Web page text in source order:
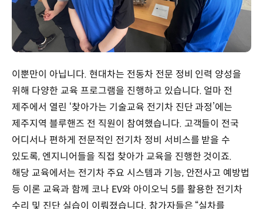
이뿐만이 아닙니다. 현대차는 전동차 전문 정비 인력 양성을
위해 다양한 교육 프로그램을 진행하고 있습니다. 얼마 전
제주에서 열린 ‘찾아가는 기술교육 전기차 진단 과정’에는
제주지역 블루핸즈 전 직원이 참여했습니다. 고객들이 전국
어디서나 편하게 전문적인 전기차 정비 서비스를 받을 수
있도록, 엔지니어들을 직접 찾아가 교육을 진행한 것이죠.
해당 교육에서는 전기차 주요 시스템과 기능, 안전사고 예방법
등 이론 교육과 함께 코나 EV와 아이오닉 5를 활용한 전기차
수리 및 진단 실습이 이뤄졌습니다. 참가자들은 “실차를